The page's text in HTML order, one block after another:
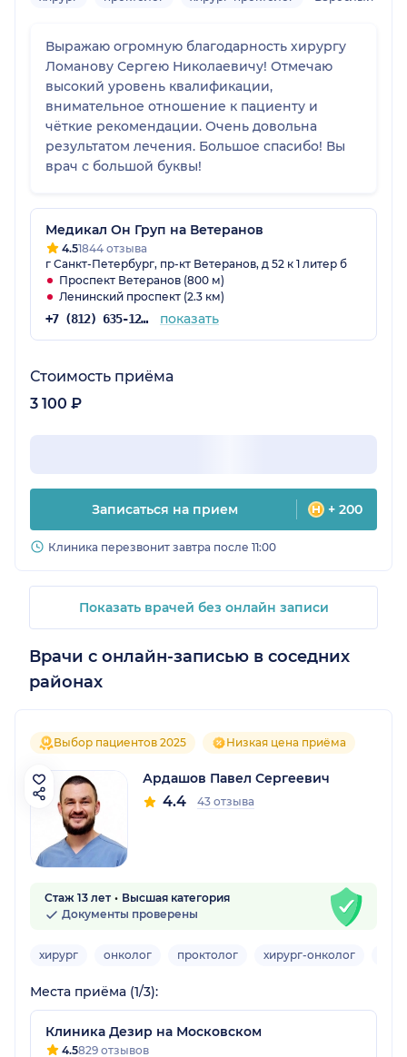
Выражаю огромную благодарность хирургу
Ломанову Сергею Николаевичу! Отмечаю
высокий уровень квалификации,
внимательное отношение к пациенту и
чёткие рекомендации. Очень довольна
результатом лечения. Большое спасибо! Вы
врач с большой буквы!
Медикал Он Груп на Ветеранов
4.51844 отзыва
г Санкт-Петербург, пр-кт Ветеранов, д 52 к 1 литер б
Проспект Ветеранов (800 м)
Ленинский проспект (2.3 км)
+7 (812) 635-12-29 показать
Стоимость приёма
3 100 ₽
Записаться на прием + 200
Клиника перезвонит завтра после 11:00
Показать врачей без онлайн записи
Врачи с онлайн-записью в соседних
районах
Выбор пациентов 2025 Низкая цена приёма
Ардашов Павел Сергеевич
4.4 43 отзыва
Стаж 13 лет
Высшая категория
Документы проверены
хирург онколог проктолог хирург-онколог
Места приёма (1/3):
Клиника Дезир на Московском
4.5829 отзывов